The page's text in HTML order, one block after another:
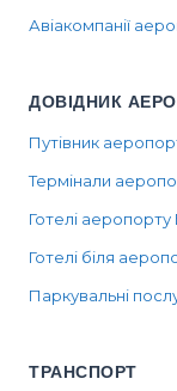
Авіакомпанії
ДОВІДНИК
Путівник
Термінали
Готелі аеропорту
Готелі біля
Паркувальні
ТРАНСПОРТ